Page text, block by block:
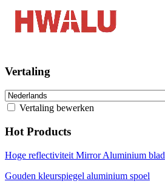
Vertaling
Vertaling bewerken
Hot Products
Hoge reflectiviteit Mirror Aluminium blad
Gouden kleurspiegel aluminium spoel